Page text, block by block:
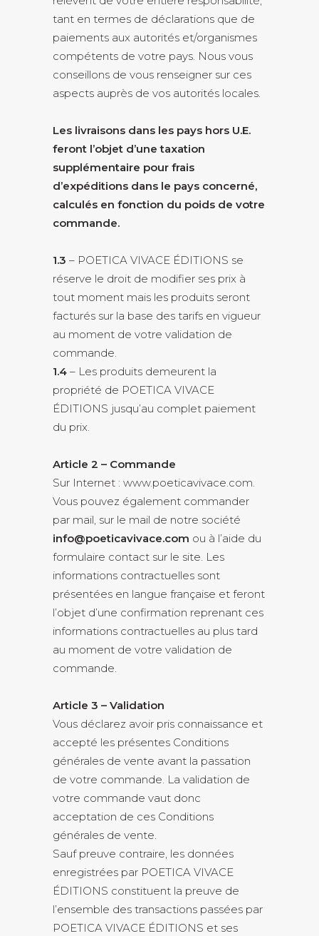
tant en termes de déclarations que de
paiements aux autorités et/organismes
compétents de votre pays. Nous vous
conseillons de vous renseigner sur ces
aspects auprès de vos autorités locales.
Les livraisons dans les pays hors U.E.
feront l’objet d’une taxation
supplémentaire pour frais
d’expéditions dans le pays concerné,
calculés en fonction du poids de votre
commande.
1.3 – POETICA VIVACE ÉDITIONS se
réserve le droit de modifier ses prix à
tout moment mais les produits seront
facturés sur la base des tarifs en vigueur
au moment de votre validation de
commande.
1.4 – Les produits demeurent la
propriété de POETICA VIVACE
ÉDITIONS jusqu’au complet paiement
du prix.
Article 2 – Commande
Sur Internet : www.poeticavivace.com.
Vous pouvez également commander
par mail, sur le mail de notre société
info@poeticavivace.com ou à l’aide du
formulaire contact sur le site. Les
informations contractuelles sont
présentées en langue française et feront
l’objet d’une confirmation reprenant ces
informations contractuelles au plus tard
au moment de votre validation de
commande.
Article 3 – Validation
Vous déclarez avoir pris connaissance et
accepté les présentes Conditions
générales de vente avant la passation
de votre commande. La validation de
votre commande vaut donc
acceptation de ces Conditions
générales de vente.
Sauf preuve contraire, les données
enregistrées par POETICA VIVACE
ÉDITIONS constituent la preuve de
l’ensemble des transactions passées par
POETICA VIVACE ÉDITIONS et ses